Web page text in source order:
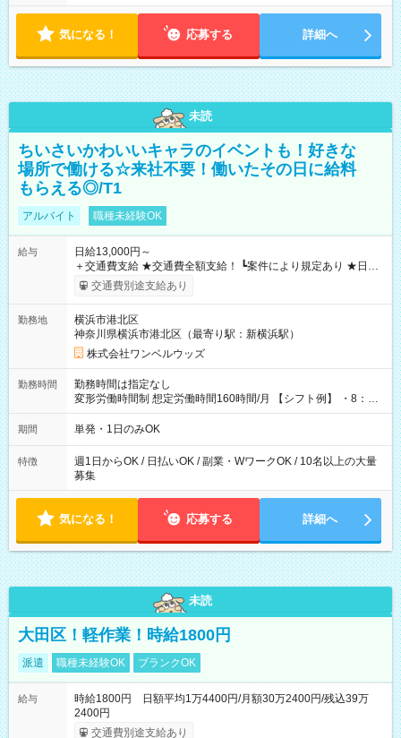
気になる！ 応募する 詳細へ
未読
ちいさいかわいいキャラのイベントも！好きな
場所で働ける☆来社不要！働いたその日に給料
もらえる◎/T1
アルバイト 職種未経験OK
給与
日給13,000円～
＋交通費支給 ★交通費全額支給！ ┗案件により規定あり ★日払
いOK！（規定あり） ┗働いたその日に現金GET♪ お仕事後はコ
ンビニATMから 日払い分を引き落とせます！ 【試用期間】試
交通費別途支給あり
勤務地
横浜市港北区
神奈川県横浜市港北区（最寄り駅：新横浜駅）
株式会社ワンベルウッズ
勤務時間
勤務時間は指定なし
変形労働時間制 想定労働時間160時間/月 【シフト例】 ・8：00
～21：00
期間 単発・1日のみOK
特徴
週1日からOK / 日払いOK / 副業・WワークOK / 10名以上の大量
募集
気になる！ 応募する 詳細へ
未読
大田区！軽作業！時給1800円
派遣 職種未経験OK ブランクOK
給与
時給1800円 日額平均1万4400円/月額30万2400円/残込39万
2400円
交通費別途支給あり